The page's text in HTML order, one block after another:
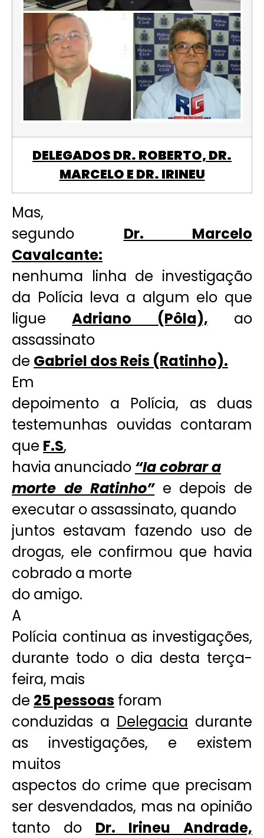
DELEGADOS DR. ROBERTO, DR.
MARCELO E DR. IRINEU
Mas,
segundo Dr. Marcelo
Cavalcante:
nenhuma linha de investigação
da Polícia leva a algum elo que
ligueAdriano (Pôla), ao
assassinato
de Gabriel dos Reis (Ratinho).
Em
depoimento a Polícia, as duas
testemunhas ouvidas contaram
que F.S,
havia anunciado “Ia cobrar a
morte de Ratinho”e depois de
executar o assassinato, quando
juntos estavam fazendo uso de
drogas, ele confirmou que havia
cobrado a morte
do amigo.
A
Polícia continua as investigações,
durante todo o dia desta terça-
feira, mais
de 25 pessoas foram
conduzidas a Delegacia durante
as investigações, e existem
muitos
aspectos do crime que precisam
ser desvendados, mas na opinião
tanto do Dr. Irineu Andrade,